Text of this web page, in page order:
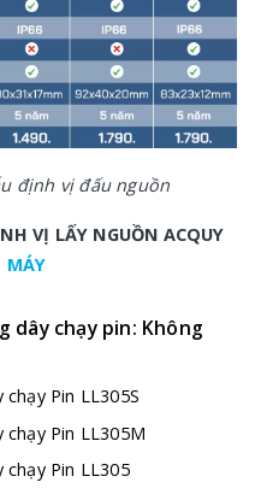
định vị đấu nguồn
VỊ LẤY NGUỒN ACQUY
MÁY
dây chạy pin: Không
Pin LL305S
Pin LL305M
Pin LL305